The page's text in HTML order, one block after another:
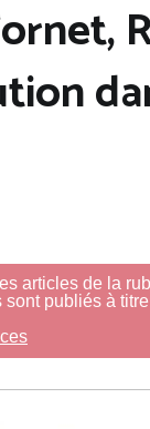
les articles de la
publiés à